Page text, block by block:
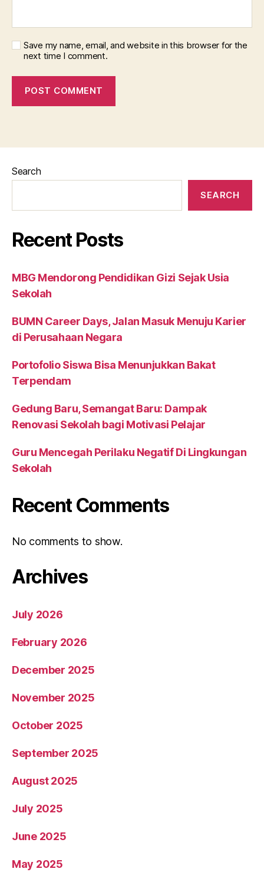
Save my name, email, and website in this browser for the
next time I comment.
Search
SEARCH
Recent Posts
MBG Mendorong Pendidikan Gizi Sejak Usia
Sekolah
BUMN Career Days, Jalan Masuk Menuju Karier
di Perusahaan Negara
Portofolio Siswa Bisa Menunjukkan Bakat
Terpendam
Gedung Baru, Semangat Baru: Dampak
Renovasi Sekolah bagi Motivasi Pelajar
Guru Mencegah Perilaku Negatif Di Lingkungan
Sekolah
Recent Comments
No comments to show.
Archives
July 2026
February 2026
December 2025
November 2025
October 2025
September 2025
August 2025
July 2025
June 2025
May 2025